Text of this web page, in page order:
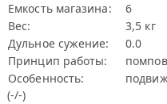
Емкость магазина:
6
Вес:
3,5 кг
Дульное сужение:
0.0
Принцип работы:
Особенность:
(-/-)